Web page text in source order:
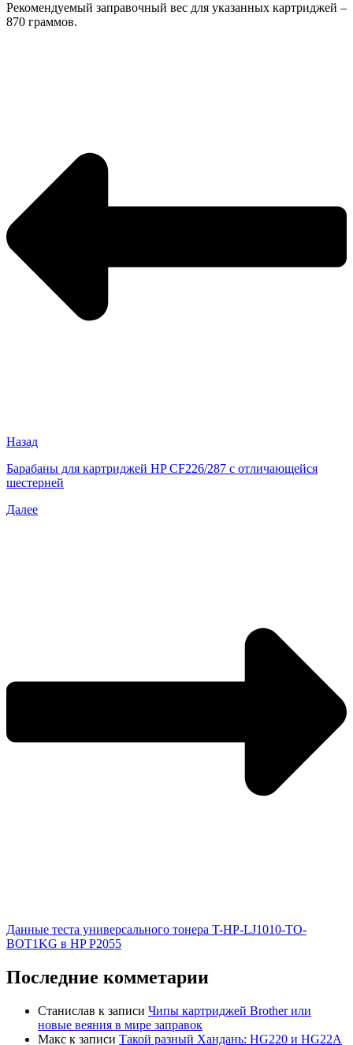
Рекомендуемый заправочный вес для указанных картриджей –
870 граммов.
Назад
Барабаны для картриджей HP CF226/287 с отличающейся
шестерней
Далее
Данные теста универсального тонера T-HP-LJ1010-TO-
BOT1KG в HP P2055
Последние комметарии
Станислав к записи Чипы картриджей Brother или
новые веяния в мире заправок
Макс к записи Такой разный Хандань: HG220 и HG22A